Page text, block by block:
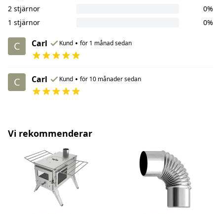
2 stjärnor
0%
1 stjärnor
0%
C Carl Kund • för 1 månad sedan
C Carl Kund • för 10 månader sedan
Vi rekommenderar